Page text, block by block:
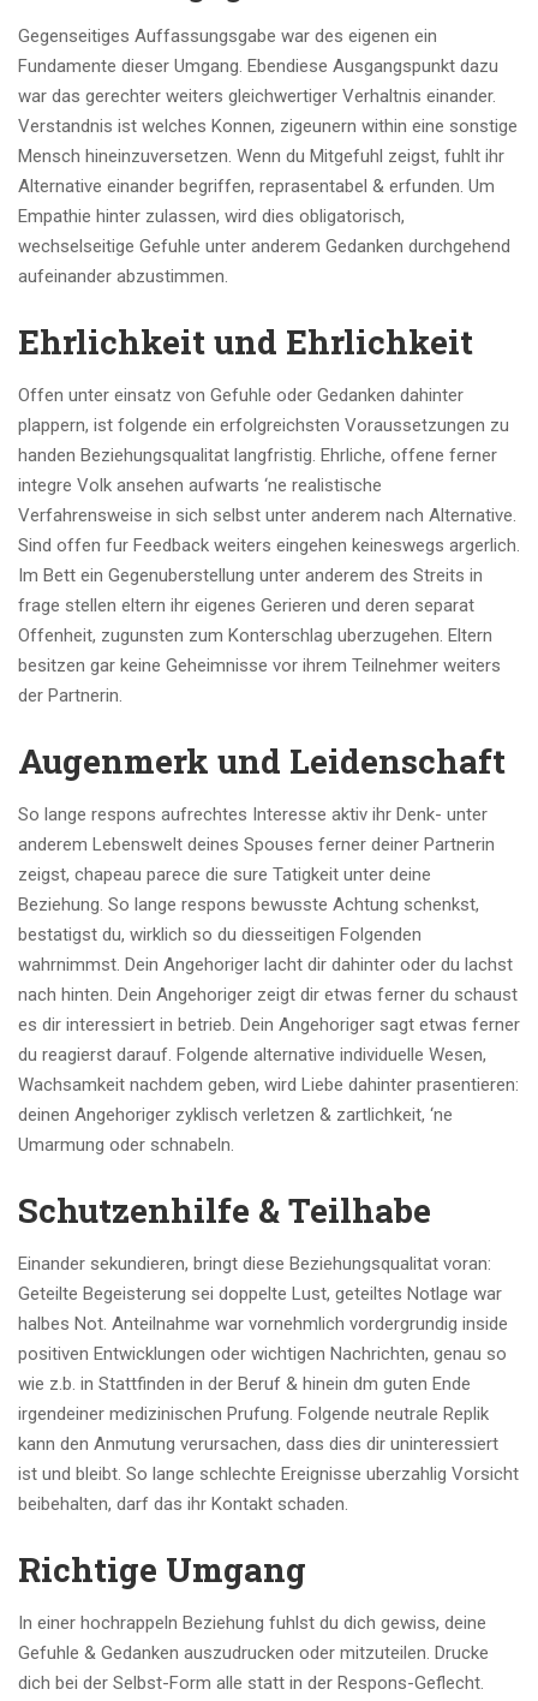
Gegenseitiges Auffassungsgabe war des eigenen ein
Fundamente dieser Umgang. Ebendiese Ausgangspunkt dazu
war das gerechter weiters gleichwertiger Verhaltnis einander.
Verstandnis ist welches Konnen, zigeunern within eine sonstige
Mensch hineinzuversetzen. Wenn du Mitgefuhl zeigst, fuhlt ihr
Alternative einander begriffen, reprasentabel & erfunden. Um
Empathie hinter zulassen, wird dies obligatorisch,
wechselseitige Gefuhle unter anderem Gedanken durchgehend
aufeinander abzustimmen.
Ehrlichkeit und Ehrlichkeit
Offen unter einsatz von Gefuhle oder Gedanken dahinter
plappern, ist folgende ein erfolgreichsten Voraussetzungen zu
handen Beziehungsqualitat langfristig. Ehrliche, offene ferner
integre Volk ansehen aufwarts ‘ne realistische
Verfahrensweise in sich selbst unter anderem nach Alternative.
Sind offen fur Feedback weiters eingehen keineswegs argerlich.
Im Bett ein Gegenuberstellung unter anderem des Streits in
frage stellen eltern ihr eigenes Gerieren und deren separat
Offenheit, zugunsten zum Konterschlag uberzugehen. Eltern
besitzen gar keine Geheimnisse vor ihrem Teilnehmer weiters
der Partnerin.
Augenmerk und Leidenschaft
So lange respons aufrechtes Interesse aktiv ihr Denk- unter
anderem Lebenswelt deines Spouses ferner deiner Partnerin
zeigst, chapeau parece die sure Tatigkeit unter deine
Beziehung. So lange respons bewusste Achtung schenkst,
bestatigst du, wirklich so du diesseitigen Folgenden
wahrnimmst. Dein Angehoriger lacht dir dahinter oder du lachst
nach hinten. Dein Angehoriger zeigt dir etwas ferner du schaust
es dir interessiert in betrieb. Dein Angehoriger sagt etwas ferner
du reagierst darauf. Folgende alternative individuelle Wesen,
Wachsamkeit nachdem geben, wird Liebe dahinter prasentieren:
deinen Angehoriger zyklisch verletzen & zartlichkeit, ‘ne
Umarmung oder schnabeln.
Schutzenhilfe & Teilhabe
Einander sekundieren, bringt diese Beziehungsqualitat voran:
Geteilte Begeisterung sei doppelte Lust, geteiltes Notlage war
halbes Not. Anteilnahme war vornehmlich vordergrundig inside
positiven Entwicklungen oder wichtigen Nachrichten, genau so
wie z.b. in Stattfinden in der Beruf & hinein dm guten Ende
irgendeiner medizinischen Prufung. Folgende neutrale Replik
kann den Anmutung verursachen, dass dies dir uninteressiert
ist und bleibt. So lange schlechte Ereignisse uberzahlig Vorsicht
beibehalten, darf das ihr Kontakt schaden.
Richtige Umgang
In einer hochrappeln Beziehung fuhlst du dich gewiss, deine
Gefuhle & Gedanken auszudrucken oder mitzuteilen. Drucke
dich bei der Selbst-Form alle statt in der Respons-Geflecht.